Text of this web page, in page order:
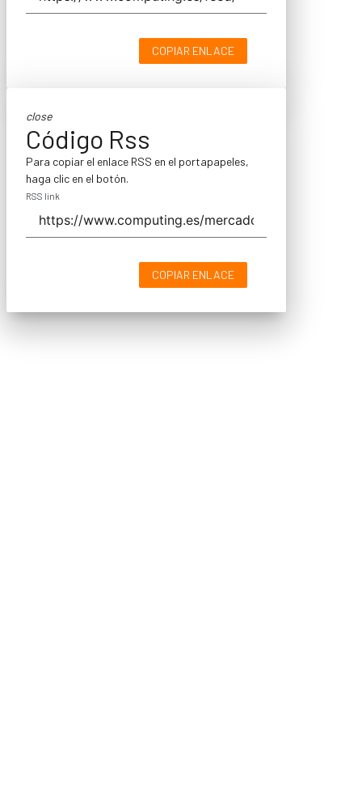
COPIAR ENLACE
close
Código Rss
Para copiar el enlace RSS en el portapapeles,
haga clic en el botón.
RSS link
COPIAR ENLACE